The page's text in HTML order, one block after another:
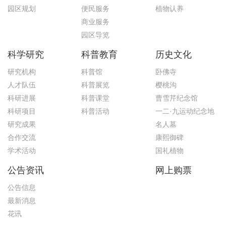
园区规划
便民服务
商业服务
园区导览
植物认养
科学研究
研究机构
人才队伍
科研进展
科研项目
研究成果
合作交流
学术活动
科普教育
科普馆
科普展览
科普课堂
科普活动
历史文化
卧佛寺
樱桃沟
曹雪芹纪念馆
一二·九运动纪念地
名人墓
康熙御碑
国礼植物
公告资讯
公告信息
最新消息
花讯
网上购票